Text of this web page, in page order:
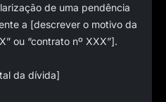
de uma pendência
a [descrever o motivo da
ou “contrato nº XXX”].
da dívida]